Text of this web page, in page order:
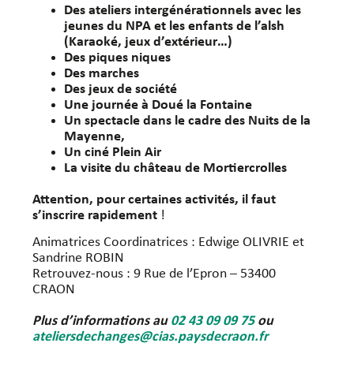
Des ateliers intergénérationnels avec les
jeunes du NPA et les enfants de l’alsh
(Karaoké, jeux d’extérieur…)
Des piques niques
Des marches
Des jeux de société
Une journée à Doué la Fontaine
Un spectacle dans le cadre des Nuits de la
Mayenne,
Un ciné Plein Air
La visite du château de Mortiercrolles
Attention, pour certaines activités, il faut
s’inscrire rapidement !
Animatrices Coordinatrices : Edwige OLIVRIE et
Sandrine ROBIN
Retrouvez-nous : 9 Rue de l’Epron – 53400
CRAON
Plus d’informations au 02 43 09 09 75ou
ateliersdechanges@cias.paysdecraon.fr